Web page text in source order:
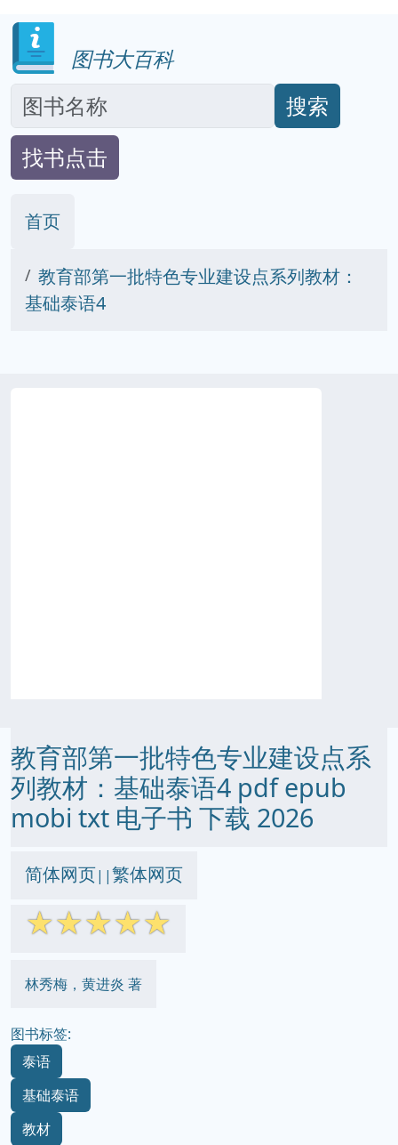
图书大百科
搜索
找书点击
首页
教育部第一批特色专业建设点系列教材：
基础泰语4
教育部第一批特色专业建设点系
列教材：基础泰语4 pdf epub
mobi txt 电子书 下载 2026
简体网页||繁体网页
☆☆☆☆☆
林秀梅，黄进炎 著
图书标签:
泰语
基础泰语
教材